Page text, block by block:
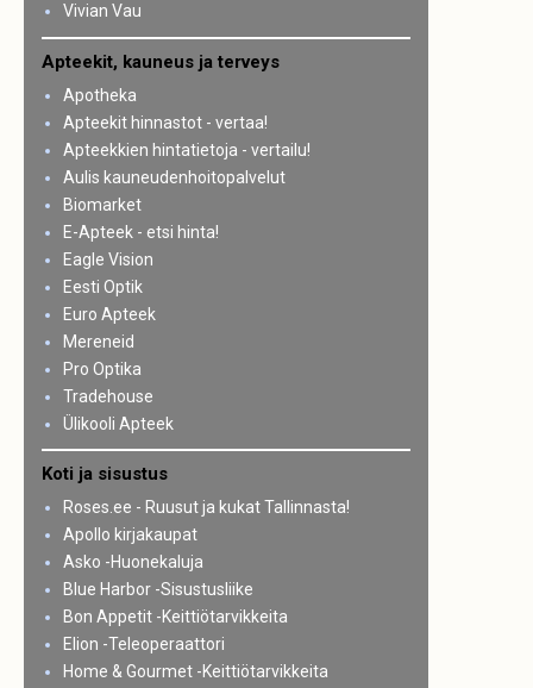
Vivian Vau
Apteekit, kauneus ja terveys
Apotheka
Apteekit hinnastot - vertaa!
Apteekkien hintatietoja - vertailu!
Aulis kauneudenhoitopalvelut
Biomarket
E-Apteek - etsi hinta!
Eagle Vision
Eesti Optik
Euro Apteek
Mereneid
Pro Optika
Tradehouse
Ülikooli Apteek
Koti ja sisustus
Roses.ee - Ruusut ja kukat Tallinnasta!
Apollo kirjakaupat
Asko -Huonekaluja
Blue Harbor -Sisustusliike
Bon Appetit -Keittiötarvikkeita
Elion -Teleoperaattori
Home & Gourmet -Keittiötarvikkeita